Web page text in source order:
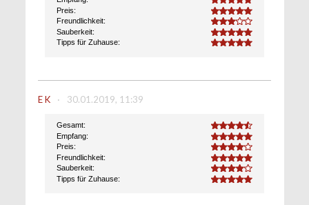
Preis: 5.0
Freundlichkeit: 3.0
Sauberkeit: 5.0
Tipps für Zuhause: 5.0
E K · 30.01.2019, 11:39
Gesamt: 4.6
Empfang: 5.0
Preis: 4.0
Freundlichkeit: 5.0
Sauberkeit: 4.0
Tipps für Zuhause: 5.0